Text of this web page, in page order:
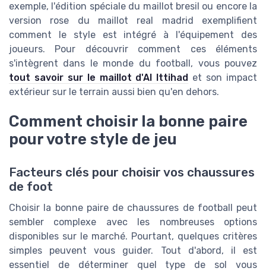
exemple, l'édition spéciale du maillot bresil ou encore la
version rose du maillot real madrid exemplifient
comment le style est intégré à l'équipement des
joueurs. Pour découvrir comment ces éléments
s'intègrent dans le monde du football, vous pouvez
tout savoir sur le maillot d'Al Ittihad et son impact
extérieur sur le terrain aussi bien qu'en dehors.
Comment choisir la bonne paire
pour votre style de jeu
Facteurs clés pour choisir vos chaussures
de foot
Choisir la bonne paire de chaussures de football peut
sembler complexe avec les nombreuses options
disponibles sur le marché. Pourtant, quelques critères
simples peuvent vous guider. Tout d'abord, il est
essentiel de déterminer quel type de sol vous